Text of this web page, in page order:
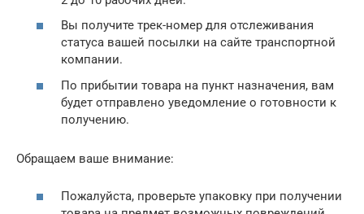
Вы получите трек-номер для отслеживания
статуса вашей посылки на сайте транспортной
компании.
По прибытии товара на пункт назначения, вам
будет отправлено уведомление о готовности к
получению.
Обращаем ваше внимание:
Пожалуйста, проверьте упаковку при получении